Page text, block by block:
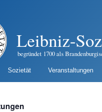
Leibniz-
begründet 1700 als
Sozietät Veranstaltungen